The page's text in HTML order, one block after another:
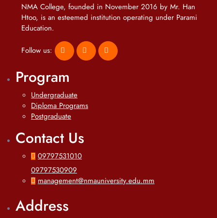
NMA College, founded in November 2016 by Mr. Han
Htoo, is an esteemed institution operating under Parami
Education.
Follow us:
Program
Undergraduate
Diploma Programs
Postgraduate
Contact Us
09797531010
09797530909
management@nmauniversity.edu.mm
Address